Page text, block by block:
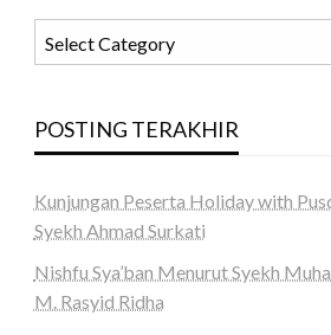
POSTING TERAKHIR
Kunjungan Peserta Holiday with
Syekh Ahmad Surkati
Nishfu Sya’ban Menurut Syekh
M. Rasyid Ridha